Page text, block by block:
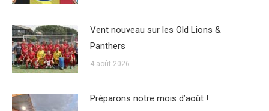
Vent nouveau sur les Old Lions &
Panthers
4 août 2026
Préparons notre mois d’août !